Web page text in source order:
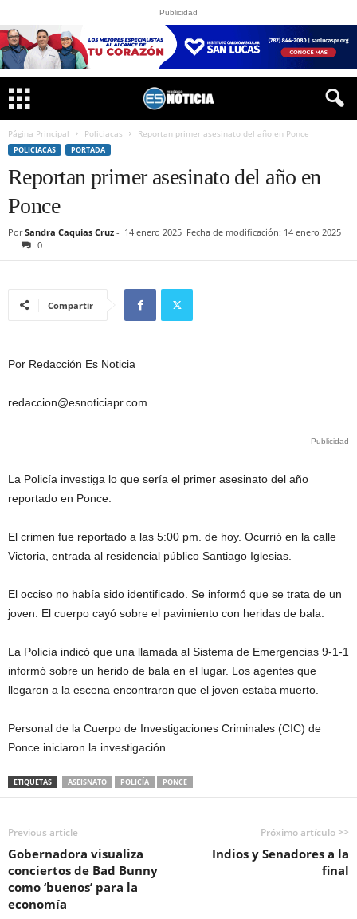
Publicidad
Página Principal Policiacas Reportan primer asesinato del año en Ponce
POLICIACAS PORTADA
Reportan primer asesinato del año en
Ponce
Por Sandra Caquias Cruz - 14 enero 2025 Fecha de modificación: 14 enero 2025
0
Compartir
Por Redacción Es Noticia
redaccion@esnoticiapr.com
Publicidad
La Policía investiga lo que sería el primer asesinato del año
reportado en Ponce.
El crimen fue reportado a las 5:00 pm. de hoy. Ocurrió en la calle
Victoria, entrada al residencial público Santiago Iglesias.
El occiso no había sido identificado. Se informó que se trata de un
joven. El cuerpo cayó sobre el pavimiento con heridas de bala.
La Policía indicó que una llamada al Sistema de Emergencias 9-1-1
informó sobre un herido de bala en el lugar. Los agentes que
llegaron a la escena encontraron que el joven estaba muerto.
Personal de la Cuerpo de Investigaciones Criminales (CIC) de
Ponce iniciaron la investigación.
ETIQUETAS ASEISNATO POLICÍA PONCE
Previous article
Gobernadora visualiza
conciertos de Bad Bunny
como ‘buenos’ para la
economía
Próximo artículo >>
Indios y Senadores a la
final